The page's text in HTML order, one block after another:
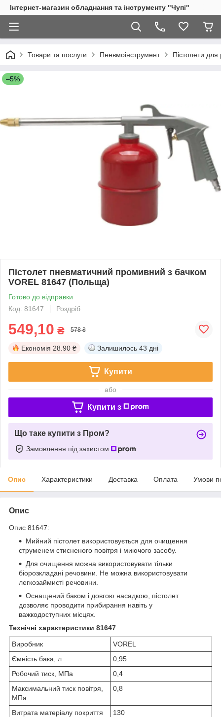
Інтернет-магазин обладнання та інструменту "Чупі"
Товари та послуги Пневмоінструмент Пістолети для
–5%
Пістолет пневматичний промивний з бачком
VOREL 81647 (Польща)
Готово до відправки
Код: 81647
Роздріб
549,10 ₴ 578 ₴
Економія 28.90 ₴ Залишилось 43 дні
Купити
або
Купити з
Що таке купити з Пром?
Замовлення під захистом
Опис Характеристики Доставка Оплата Умови
Опис
Опис 81647:
Мийний пістолет використовується для очищення
струменем стисненого повітря і миючого засобу.
Для очищення можна використовувати тільки
біорозкладані речовини. Не можна використовувати
легкозаймисті речовини.
Оснащений баком і довгою насадкою, пістолет
дозволяє проводити прибирання навіть у
важкодоступних місцях.
Технічні характеристики 81647
Виробник
VOREL
Ємність бака, л
0,95
Робочий тиск, МПа
0,4
Максимальний тиск повітря,
МПа
0,8
Витрата матеріалу покриття
130